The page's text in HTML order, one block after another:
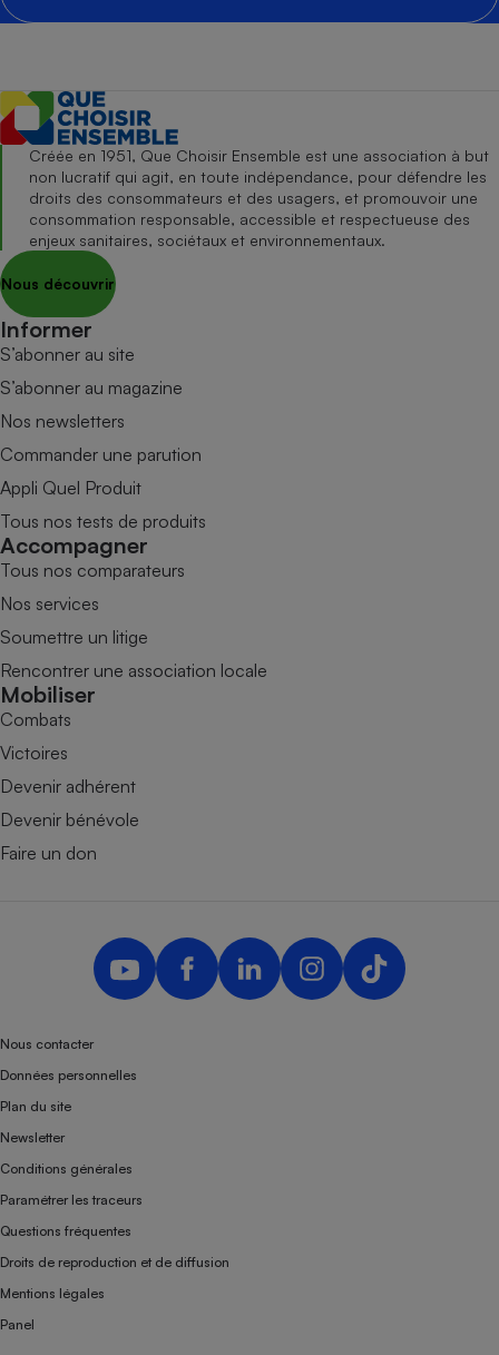
Créée en 1951, Que Choisir Ensemble est une association à but
non lucratif qui agit, en toute indépendance, pour défendre les
droits des consommateurs et des usagers, et promouvoir une
consommation responsable, accessible et respectueuse des
enjeux sanitaires, sociétaux et environnementaux.
Nous découvrir
Informer
S’abonner au site
S’abonner au magazine
Nos newsletters
Commander une parution
Appli Quel Produit
Tous nos tests de produits
Accompagner
Tous nos comparateurs
Nos services
Soumettre un litige
Rencontrer une association locale
Mobiliser
Combats
Victoires
Devenir adhérent
Devenir bénévole
Faire un don
Nous contacter
Données personnelles
Plan du site
Newsletter
Conditions générales
Paramétrer les traceurs
Questions fréquentes
Droits de reproduction et de diffusion
Mentions légales
Panel